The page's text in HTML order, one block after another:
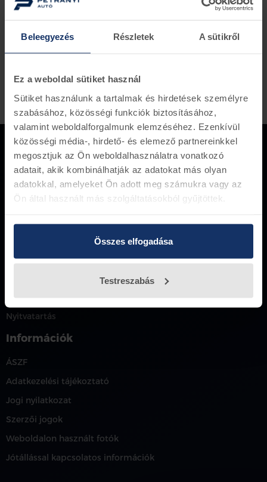
Beleegyezés Részletek A sütikről
Ez a weboldal sütiket használ
Sütiket használunk a tartalmak és hirdetések személyre
szabásához, közösségi funkciók biztosításához,
valamint weboldalforgalmunk elemzéséhez. Ezenkívül
közösségi média-, hirdető- és elemező partnereinkkel
megosztjuk az Ön weboldalhasználatra vonatkozó
adatait, akik kombinálhatják az adatokat más olyan
adatokkal, amelyeket Ön adott meg számukra vagy az
Ön által használt más szolgáltatásokból gyűjtöttek.
Összes elfogadása
Testreszabás
13.557 Ft
Több mint 150 000 darabos
készletünk van, amely akár azonnal
Karrier
Nyitvatartás
Információk
ÁSZF
Adatkezelési tájékoztató
Jogi nyilatkozat
Szerzői jogok
Weboldalon használt fotók
Jótállással kapcsolatos információk